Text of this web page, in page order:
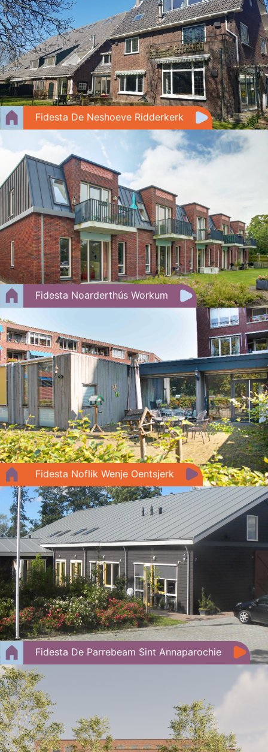
Fidesta De Neshoeve Ridderkerk
Fidesta Noarderthús Workum
Fidesta Noflik Wenje Oentsjerk
Fidesta De Parrebeam Sint Annaparochie